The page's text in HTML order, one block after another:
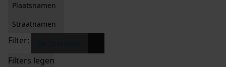
Plaatsnamen
Straatnamen
Filter:
Filters legen